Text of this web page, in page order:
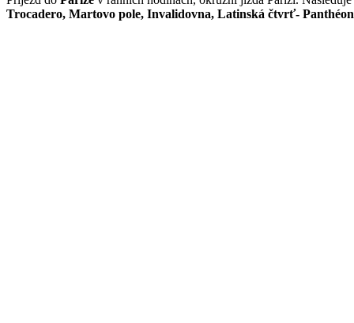
Trocadero, Martovo pole, Invalidovna, Latinská čtvrť-